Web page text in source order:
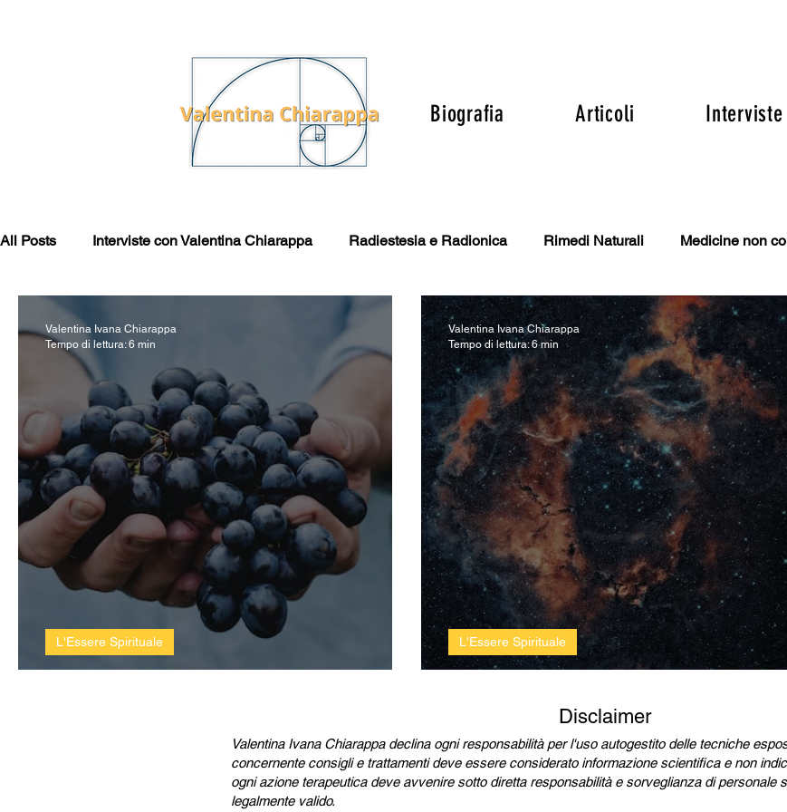
Biografia Articoli Interviste
All Posts Interviste con Valentina Chiarappa Radiestesia e Radionica Rimedi Naturali Medicine non
L'Essere Spirituale La Terra e Noi Scienza Alimentazione Il Diritto di
L'Essere Spirituale
Valentina Ivana Chiarappa
Tempo di lettura: 6 min
L'Essere Spirituale
Valentina Ivana Chiarappa
Tempo di lettura: 6 min
Disclaimer
Valentina Ivana Chiarappa declina ogni responsabilità per l'uso autogestito delle tecniche
concernente consigli e trattamenti deve essere considerato informazione scientifica e non
ogni azione terapeutica deve avvenire sotto diretta responsabilità e sorveglianza di personale
legalmente valido.